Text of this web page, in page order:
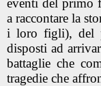
a raccontare la
i loro figli), del
disposti ad
battaglie che
tragedie che